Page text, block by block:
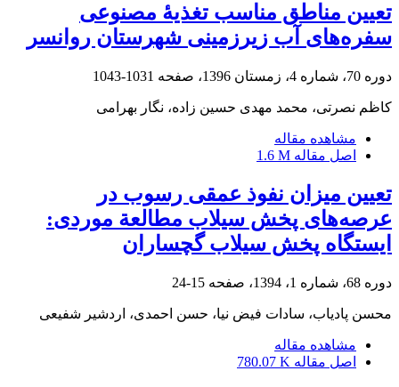
تعیین مناطق مناسب تغذیۀ مصنوعی
سفره‌های آب‌ زیرزمینی شهرستان روانسر
دوره 70، شماره 4، زمستان 1396، صفحه 1031-1043
کاظم نصرتی، محمد مهدی حسین زاده، نگار بهرامی
مشاهده مقاله
اصل مقاله 1.6 M
تعیین میزان نفوذ عمقی رسوب در
عرصه‌های پخش سیلاب مطالعة موردی:
ایستگاه پخش سیلاب گچساران
دوره 68، شماره 1، 1394، صفحه 15-24
محسن پادیاب، سادات فیض نیا، حسن احمدی، اردشیر شفیعی
مشاهده مقاله
اصل مقاله 780.07 K